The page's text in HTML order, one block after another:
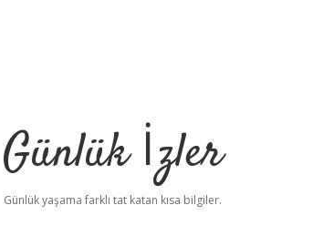
Günlük İzler
Günlük yaşama farklı tat katan kısa bilgiler.